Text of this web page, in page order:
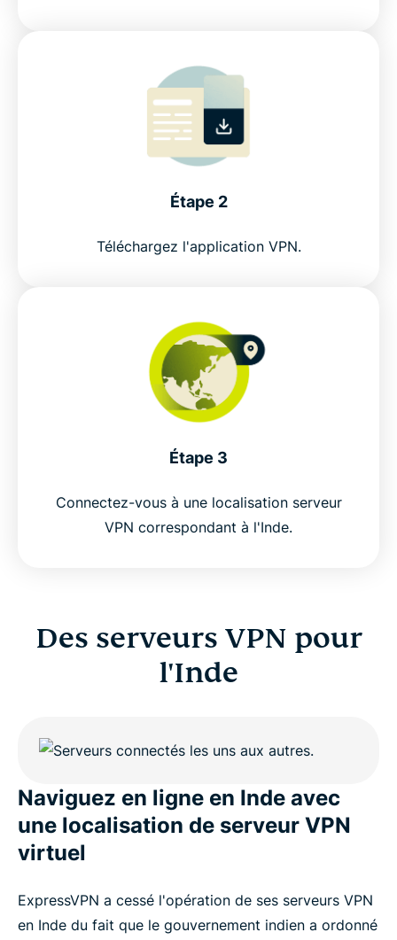
Get ExpressVPN for India in 3 simple steps
Watch: How to set up ExpressVPN for India
Why use an India VPN?
Free India VPNs vs ExpressVPN
Connect to our virtual VPN servers for India
Popular VPN server locations for India users
Is using a VPN legal in India?
Why millions choose expressVPN as their India
Étape 2
Téléchargez l'application VPN.
Étape 3
Connectez-vous à une localisation serveur
VPN correspondant à l'Inde.
Des serveurs VPN pour
l'Inde
Naviguez en ligne en Inde avec
une localisation de serveur VPN
virtuel
ExpressVPN a cessé l'opération de ses serveurs VPN
en Inde du fait que le gouvernement indien a ordonné